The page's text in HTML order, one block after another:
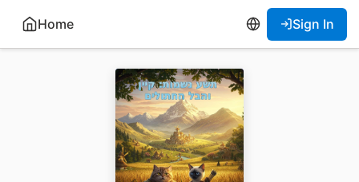
Home Sign In